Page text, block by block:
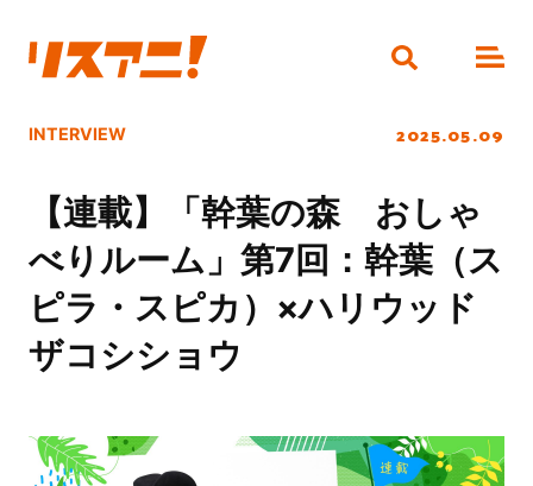
INTERVIEW 2025.05.09
【連載】「幹葉の森 おしゃ
べりルーム」第7回：幹葉（ス
ピラ・スピカ）×ハリウッド
ザコシショウ